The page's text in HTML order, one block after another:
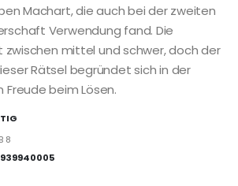
Machart, die auch bei der zweiten
Verwendung fand. Die
zwischen mittel und schwer, doch der
Rätsel begründet sich in der
beim Lösen.
8